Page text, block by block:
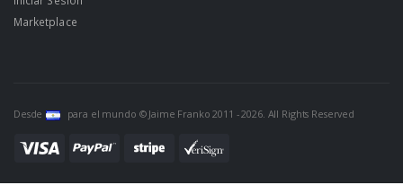
Marketplace
Desde para el mundo © Jaime Franko 2011 - 2026. All Rights Reserved